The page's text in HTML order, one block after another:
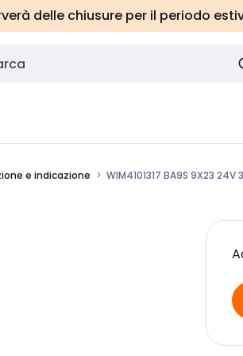
delle chiusure per il periodo
e indicazione WIM4101317 BA9S 9X23 24V